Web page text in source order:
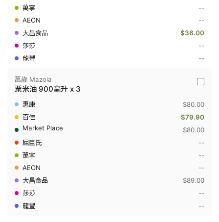
升--
--
$36.00
--
--
萬
Mazola
-
粟
油
升
萬歲 Mazola
粟米油 900毫升 x 3
$80.00
$79.90
$80.00
--
--
--
$89.00
--
--